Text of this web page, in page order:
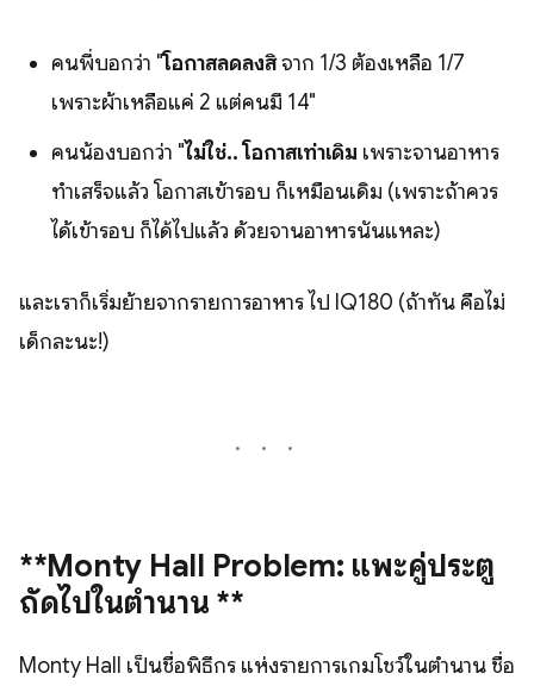
คนพี่บอกว่า "โอกาสลดลงสิจาก 1/3 ต้องเหลือ 1/7
เพราะผ้าเหลือแค่ 2 แต่คนมี 14"
คนน้องบอกว่า "ไม่ใช่.. โอกาสเท่าเดิม เพราะจานอาหาร
ทำเสร็จแล้ว โอกาสเข้ารอบ ก็เหมือนเดิม (เพราะถ้าควร
ได้เข้ารอบ ก็ได้ไปแล้ว ด้วยจานอาหารนั้นแหละ)
และเราก็เริ่มย้ายจากรายการอาหาร ไป IQ180 (ถ้าทัน คือไม่
เด็กละนะ!)
**Monty Hall Problem: แพะคู่ประตู
ถัดไปในตำนาน **
Monty Hall เป็นชื่อพิธีกร แห่งรายการเกมโชว์ในตำนาน ชื่อ